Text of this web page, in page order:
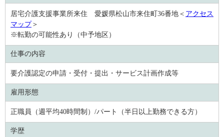
居宅介護支援事業所来住 愛媛県松山市来住町36番地＜ アクセス
マップ＞
※転勤の可能性あり（中予地区）
仕事の内容
要介護認定の申請・受付・提出・サービス計画作成等
雇用形態
正職員（週平均40時間制）/パート（半日以上勤務できる方）
学歴